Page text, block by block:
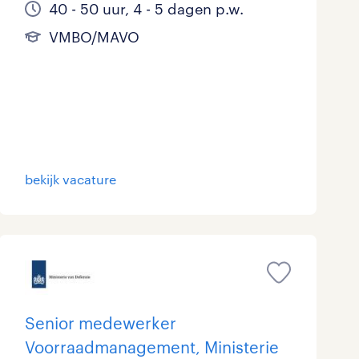
40 - 50 uur, 4 - 5 dagen p.w.
VMBO/MAVO
bekijk vacature
Senior medewerker
Voorraadmanagement, Ministerie